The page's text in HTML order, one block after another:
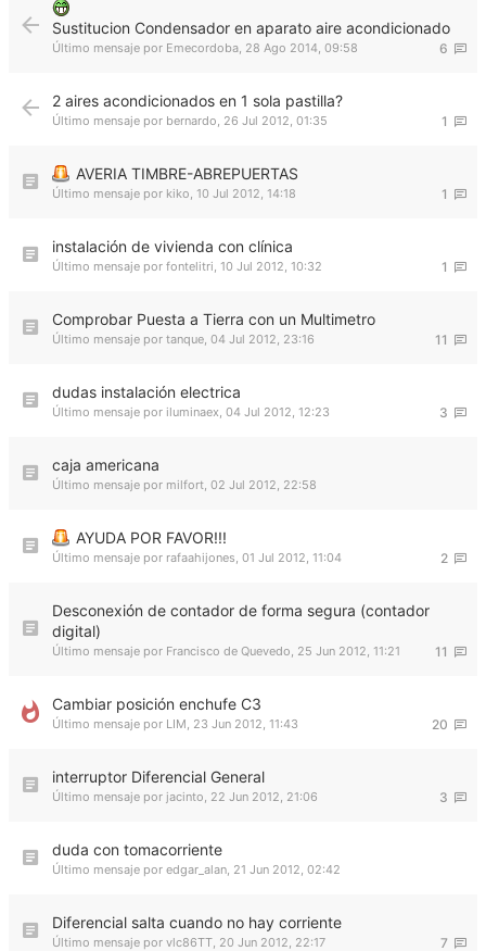
Sustitucion Condensador en aparato aire acondicionado
6
Último mensaje por Emecordoba, 28 Ago 2014, 09:58
2 aires acondicionados en 1 sola pastilla?
1
Último mensaje por bernardo, 26 Jul 2012, 01:35
AVERIA TIMBRE-ABREPUERTAS
1
Último mensaje por kiko, 10 Jul 2012, 14:18
instalación de vivienda con clínica
1
Último mensaje por fontelitri, 10 Jul 2012, 10:32
Comprobar Puesta a Tierra con un Multimetro
11
Último mensaje por tanque, 04 Jul 2012, 23:16
dudas instalación electrica
3
Último mensaje por iluminaex, 04 Jul 2012, 12:23
caja americana
Último mensaje por milfort, 02 Jul 2012, 22:58
AYUDA POR FAVOR!!!
2
Último mensaje por rafaahijones, 01 Jul 2012, 11:04
Desconexión de contador de forma segura (contador
digital)
11
Último mensaje por Francisco de Quevedo, 25 Jun 2012, 11:21
Cambiar posición enchufe C3
20
Último mensaje por LIM, 23 Jun 2012, 11:43
interruptor Diferencial General
3
Último mensaje por jacinto, 22 Jun 2012, 21:06
duda con tomacorriente
Último mensaje por edgar_alan, 21 Jun 2012, 02:42
Diferencial salta cuando no hay corriente
7
Último mensaje por vlc86TT, 20 Jun 2012, 22:17